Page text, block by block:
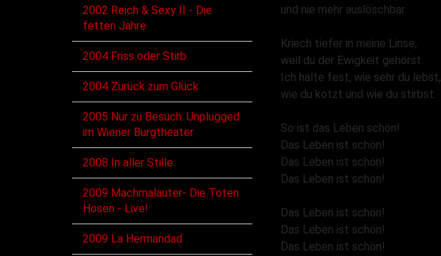
und nie mehr auslöschbar.
Kriech tiefer in meine Linse,
weil du der Ewigkeit gehörst.
Ich halte fest, wie sehr du lebst,
wie du kotzt und wie du stirbst.
So ist das Leben schön!
Das Leben ist schön!
Das Leben ist schön!
Das Leben ist schön!
Das Leben ist schön!
Das Leben ist schön!
Das Leben ist schön!
2002 Reich & Sexy II - Die
fetten Jahre
2004 Friss oder Stirb
2004 Zurück zum Glück
2005 Nur zu Besuch: Unplugged
im Wiener Burgtheater
2008 In aller Stille
2009 Machmalauter- Die Toten
Hosen - Live!
2009 La Hermandad